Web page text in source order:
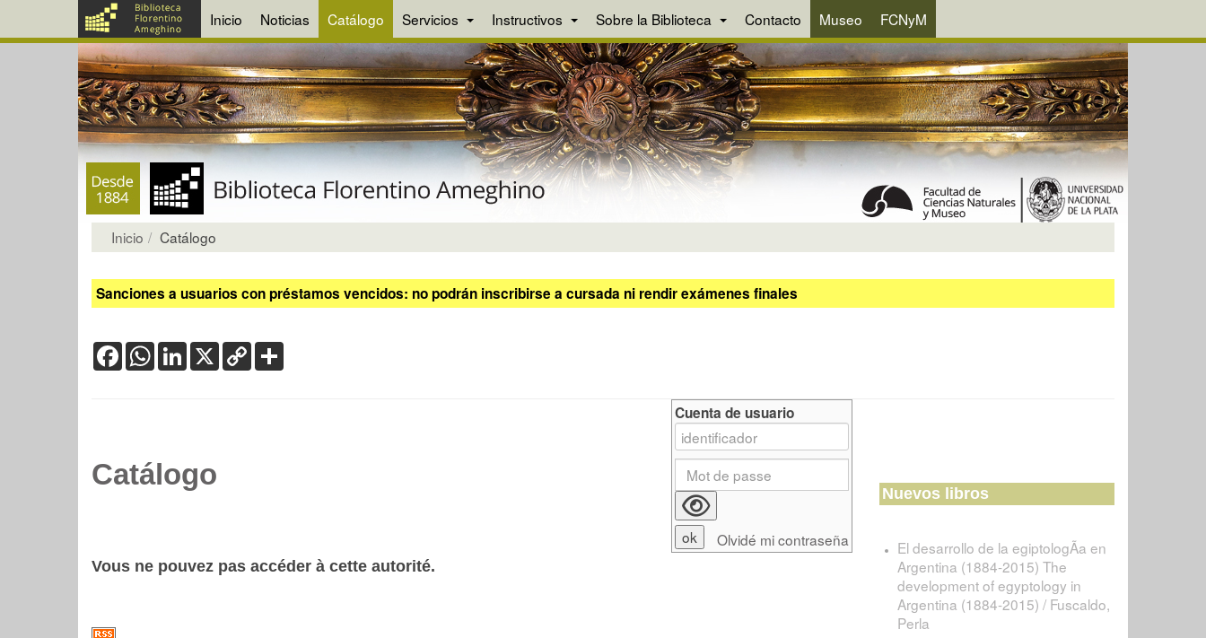
Inicio Noticias Catálogo Servicios Instructivos Sobre la Biblioteca Contacto Museo FCNyM
Inicio Catálogo
Sanciones a usuarios con préstamos vencidos: no podrán inscribirse a cursada ni rendir exámenes finales
FacebookWhatsApp
LinkedIn
X Copy
Link
Catálogo
Vous ne pouvez pas accéder à cette autorité.
Cuenta de usuario
Olvidé mi contraseña
Nuevos libros
El desarrollo de la egiptologÃ­a en
Argentina (1884-2015) The
development of egyptology in
Argentina (1884-2015) / Fuscaldo,
Perla